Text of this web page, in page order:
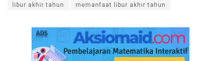
libur akhir tahun memanfaat libur akhir tahun